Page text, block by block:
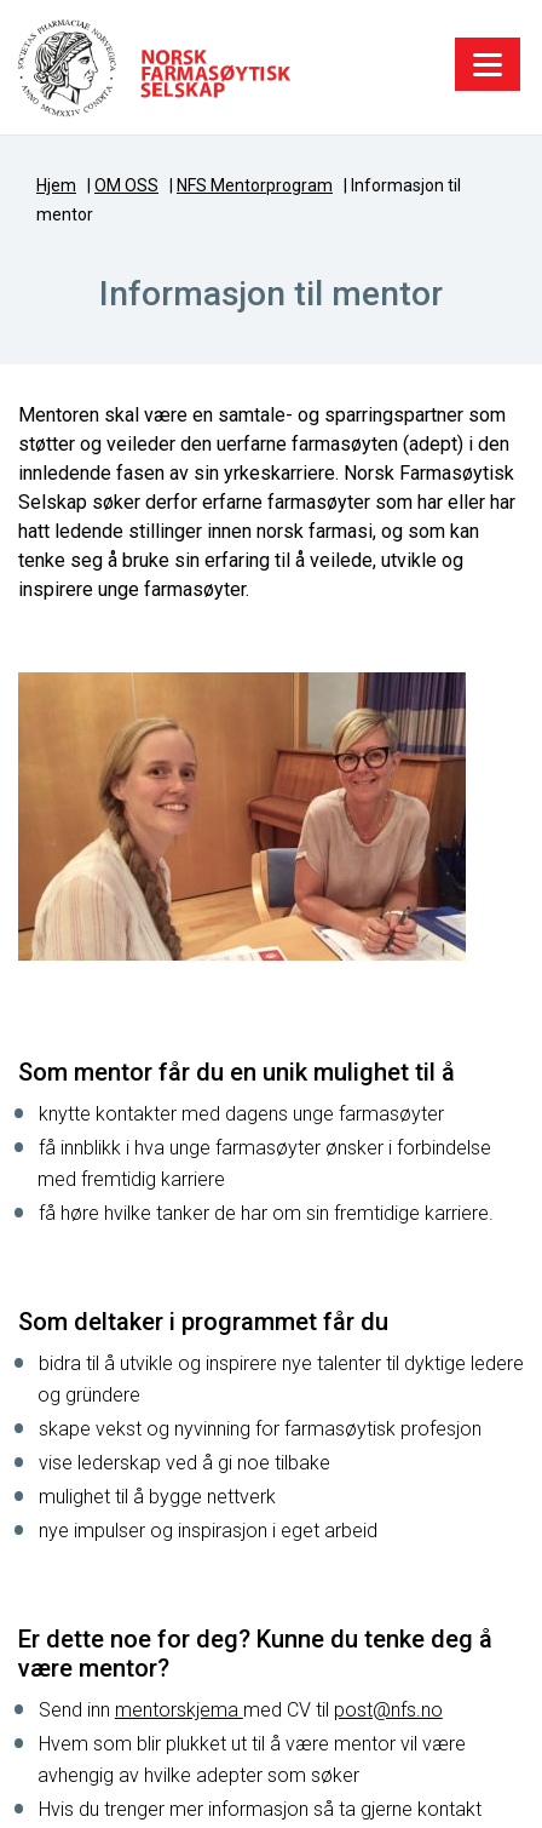
Hjem OM OSS NFS Mentorprogram
Informasjon til
mentor
Informasjon til mentor
Mentoren skal være en samtale- og sparringspartner som
støtter og veileder den uerfarne farmasøyten (adept) i den
innledende fasen av sin yrkeskarriere. Norsk Farmasøytisk
Selskap søker derfor erfarne farmasøyter som har eller har
hatt ledende stillinger innen norsk farmasi, og som kan
tenke seg å bruke sin erfaring til å veilede, utvikle og
inspirere unge farmasøyter.
Som mentor får du en unik mulighet til å
knytte kontakter med dagens unge farmasøyter
få innblikk i hva unge farmasøyter ønsker i forbindelse
med fremtidig karriere
få høre hvilke tanker de har om sin fremtidige karriere.
Som deltaker i programmet får du
bidra til å utvikle og inspirere nye talenter til dyktige ledere
og gründere
skape vekst og nyvinning for farmasøytisk profesjon
vise lederskap ved å gi noe tilbake
mulighet til å bygge nettverk
nye impulser og inspirasjon i eget arbeid
Er dette noe for deg? Kunne du tenke deg å
være mentor?
Send inn mentorskjema med CV til post@nfs.no
Hvem som blir plukket ut til å være mentor vil være
avhengig av hvilke adepter som søker
Hvis du trenger mer informasjon så ta gjerne kontakt